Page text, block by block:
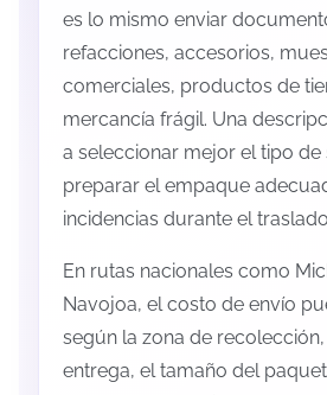
es lo mismo enviar
refacciones, accesorios,
comerciales, productos de
mercancía frágil. Una
a seleccionar mejor el tipo de
preparar el empaque
incidencias durante el
En rutas nacionales como
Navojoa, el costo de envío
según la zona de
entrega, el tamaño del